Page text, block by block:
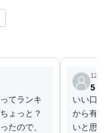
てランキ
ょっと？
たので、
5
いい口コ
から有名
いと思い